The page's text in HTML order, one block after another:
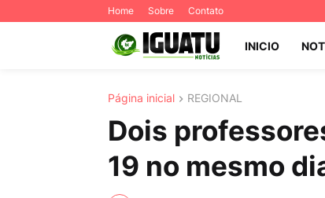
Home Sobre Contato
INICIO
Página inicial REGIONAL
Dois
19 no mesmo